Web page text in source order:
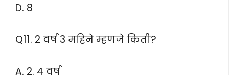
D. 8
Q11. 2 वर्ष 3 महिने म्हणजे किती?
A. 2. 4 वर्ष